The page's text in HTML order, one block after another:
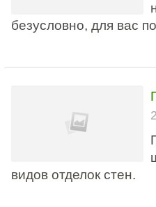
безусловно, для вас
видов отделок стен.